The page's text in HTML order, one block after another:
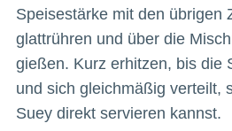
Speisestärke mit den übrigen
glattrühren und über die
gießen. Kurz erhitzen, bis die
und sich gleichmäßig verteilt,
Suey direkt servieren kannst.